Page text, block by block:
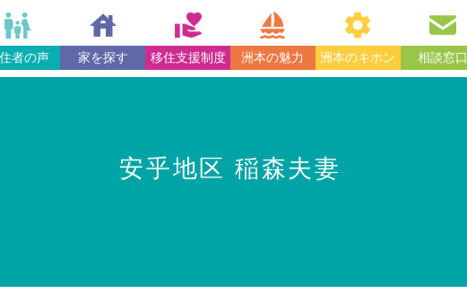
者の声 家を探す 移住支援制度 洲本の魅力 洲本のキホン 相談窓
安乎地区 稲森夫妻